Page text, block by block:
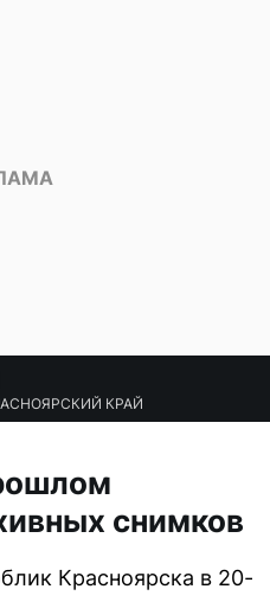
КРАЙ
снимков
Красноярска в 20-